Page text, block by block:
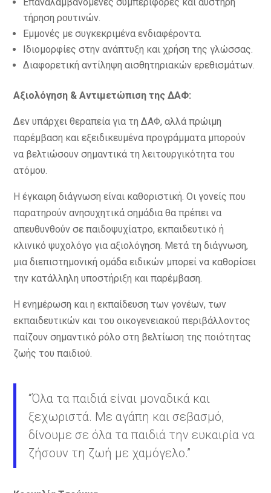
τήρηση ρουτινών.
Εμμονές με συγκεκριμένα ενδιαφέροντα.
Ιδιομορφίες στην ανάπτυξη και χρήση της γλώσσας.
Διαφορετική αντίληψη αισθητηριακών ερεθισμάτων.
Αξιολόγηση & Αντιμετώπιση της ΔΑΦ:
Δεν υπάρχει θεραπεία για τη ΔΑΦ, αλλά πρώιμη
παρέμβαση και εξειδικευμένα προγράμματα μπορούν
να βελτιώσουν σημαντικά τη λειτουργικότητα του
ατόμου.
Η έγκαιρη διάγνωση είναι καθοριστική. Οι γονείς που
παρατηρούν ανησυχητικά σημάδια θα πρέπει να
απευθυνθούν σε παιδοψυχίατρο, εκπαιδευτικό ή
κλινικό ψυχολόγο για αξιολόγηση. Μετά τη διάγνωση,
μια διεπιστημονική ομάδα ειδικών μπορεί να καθορίσει
την κατάλληλη υποστήριξη και παρέμβαση.
Η ενημέρωση και η εκπαίδευση των γονέων, των
εκπαιδευτικών και του οικογενειακού περιβάλλοντος
παίζουν σημαντικό ρόλο στη βελτίωση της ποιότητας
ζωής του παιδιού.
“Όλα τα παιδιά είναι μοναδικά και
ξεχωριστά. Με αγάπη και σεβασμό,
δίνουμε σε όλα τα παιδιά την ευκαιρία να
ζήσουν τη ζωή με χαμόγελο.”